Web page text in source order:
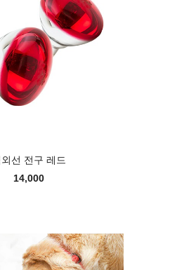
외선 전구 레드
14,000